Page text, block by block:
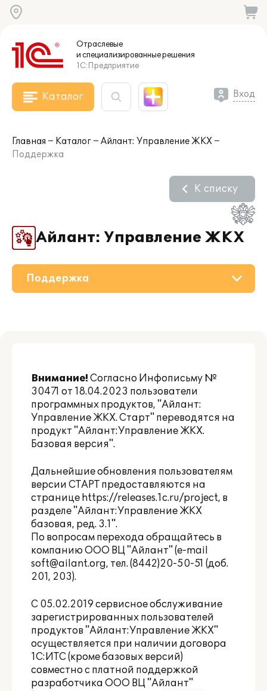
Отраслевые
и специализированныерешения
1С:Предприятие
Каталог Вход
Главная Каталог
Айлант: Управление ЖКХ
Поддержка
Айлант: Управление ЖКХ
К списку
Поддержка
Внимание! Согласно Инфописьму №
30471 от 18.04.2023 пользователи
программных продуктов, "Айлант:
Управление ЖКХ. Старт" переводятся на
продукт "Айлант:Управление ЖКХ.
Базовая версия".
Дальнейшие обновления пользователям
версии СТАРТ предоставляются на
странице https://releases.1c.ru/project, в
разделе "Айлант:Управление ЖКХ
базовая, ред. 3.1".
По вопросам перехода обращайтесь в
компанию ООО ВЦ "Айлант" (e-mail
soft@ailant.org, тел. (8442)20-50-51 (доб.
201, 203).
С 05.02.2019 сервисное обслуживание
зарегистрированных пользователей
продуктов "Айлант:Управление ЖКХ"
осуществляется при наличии договора
1С:ИТС (кроме базовых версий)
совместно с платной поддержкой
разработчика ООО ВЦ "Айлант"